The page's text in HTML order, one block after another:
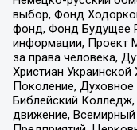
выбор, Фонд
фонд, Фонд Будущее
информации, Проект
за права человека,
Христиан
Поколение,
Библейский
движение, Всемирный